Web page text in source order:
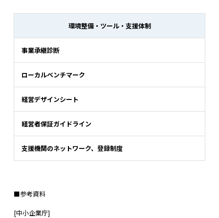
環境整備・ツール・支援体制
事業承継診断
ローカルベンチマーク
経営デザインシート
経営者保証ガイドライン
支援機関のネットワーク、登録制度
■参考資料
[中小企業庁]